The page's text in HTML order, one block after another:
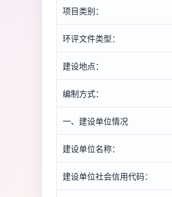
项目类别：
环评文件类型：
建设地点：
编制方式：
一、建设单位情况
建设单位名称：
建设单位社会信用代码：